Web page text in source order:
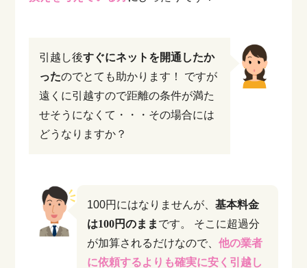
引越し後すぐにネットを開通したか
ったのでとても助かります！
ですが
遠くに引越すので距離の条件が満た
せそうになくて・・・その場合には
どうなりますか？
100円にはなりませんが、基本料金
は100円のまま です。
そこに超過分
が加算されるだけなので、他の業者
に依頼するよりも確実に安く引越し